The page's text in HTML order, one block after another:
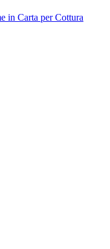
in Carta per Cottura